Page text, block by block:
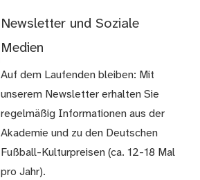
Newsletter und Soziale
Medien
Auf dem Laufenden bleiben: Mit
unserem Newsletter erhalten Sie
regelmäßig Informationen aus der
Akademie und zu den Deutschen
Fußball-Kulturpreisen (ca. 12-18 Mal
pro Jahr).